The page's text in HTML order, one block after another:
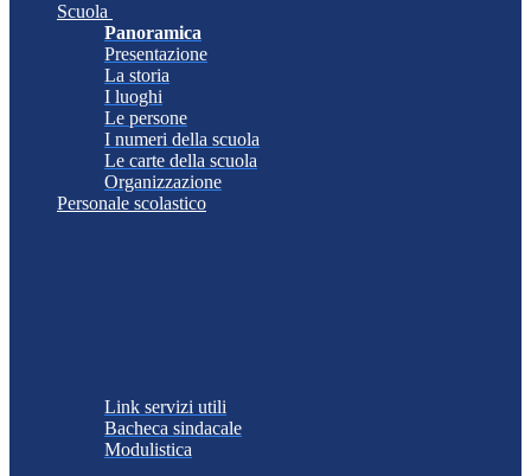
Scuola
Panoramica
Presentazione
La storia
I luoghi
Le persone
I numeri della scuola
Le carte della scuola
Organizzazione
Personale scolastico
Link servizi utili
Bacheca sindacale
Modulistica